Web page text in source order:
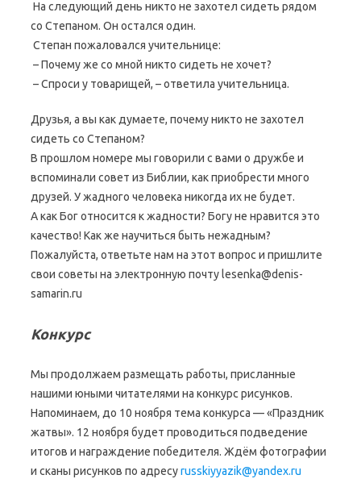
На следующий день никто не захотел сидеть рядом
со Степаном. Он остался один.
Степан пожаловался учительнице:
– Почему же со мной никто сидеть не хочет?
– Спроси у товарищей, – ответила учительница.
Друзья, а вы как думаете, почему никто не захотел
сидеть со Степаном?
В прошлом номере мы говорили с вами о дружбе и
вспоминали совет из Библии, как приобрести много
друзей. У жадного человека никогда их не будет.
А как Бог относится к жадности? Богу не нравится это
качество! Как же научиться быть нежадным?
Пожалуйста, ответьте нам на этот вопрос и пришлите
свои советы на электронную почту lesenka@denis-
samarin.ru
Конкурс
Мы продолжаем размещать работы, присланные
нашими юными читателями на конкурс рисунков.
Напоминаем, до 10 ноября тема конкурса — «Праздник
жатвы». 12 ноября будет проводиться подведение
итогов и награждение победителя. Ждём фотографии
и сканы рисунков по адресуrusskiyyazik@yandex.ru